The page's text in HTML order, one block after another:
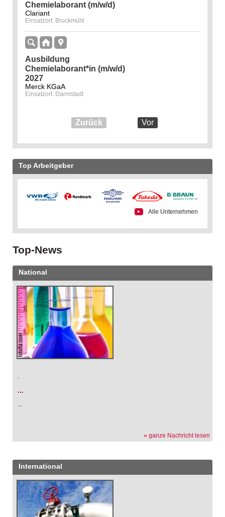
Chemielaborant (m/w/d)
Clariant
Einsatzort: Bruckmühl
Ausbildung
Chemielaborant*in (m/w/d)
2027
Merck KGaA
Einsatzort: Darmstadt
Zurück Vor
Top Arbeitgeber
Alle Unternehmen
Top-News
National
.
...
...
» ganze Nachricht lesen
International